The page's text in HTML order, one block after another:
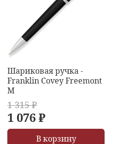
Шариковая ручка -
Franklin Covey Freemont
M
1 315 ₽
1 076 ₽
В корзину